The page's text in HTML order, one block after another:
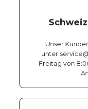
Unser
unter
Freitag von